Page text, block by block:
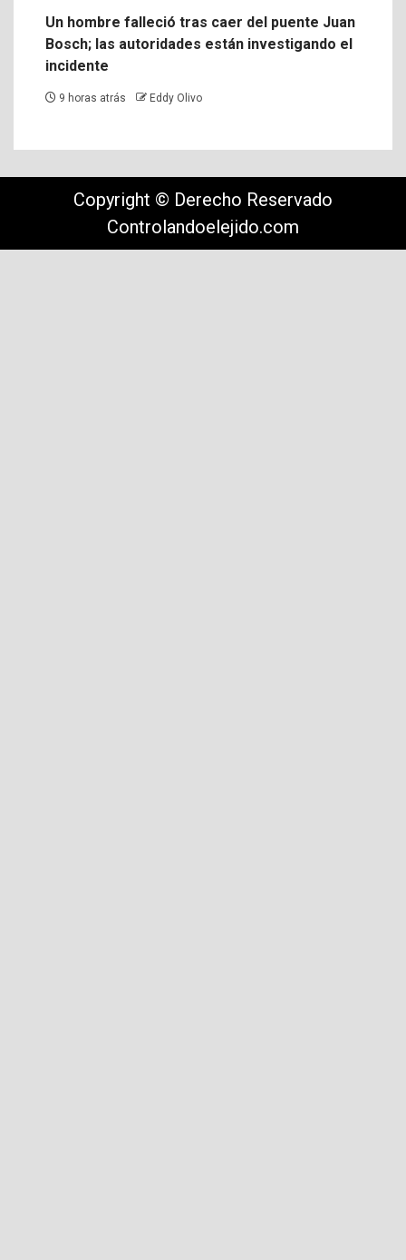
Un hombre falleció tras caer del puente Juan
Bosch; las autoridades están investigando el
incidente
9 horas atrás Eddy Olivo
Copyright © Derecho Reservado
Controlandoelejido.com